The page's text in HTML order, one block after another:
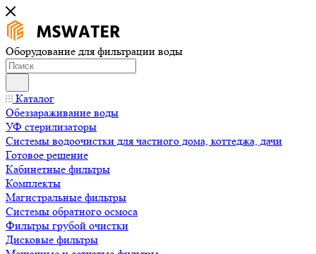
Оборудование для фильтрации воды
Каталог
Обеззараживание воды
УФ стерилизаторы
Системы водоочистки для частного дома, коттеджа, дачи
Готовое решение
Кабинетные фильтры
Комплекты
Магистральные фильтры
Системы обратного осмоса
Фильтры грубой очистки
Дисковые фильтры